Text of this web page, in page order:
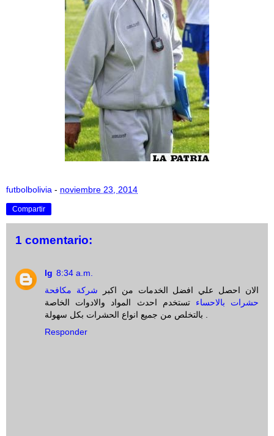
futbolbolivia - noviembre 23, 2014
Compartir
1 comentario:
lg 8:34 a.m.
الان احصل علي افضل الخدمات من اكبر شركة مكافحة
حشرات بالاحساء تستخدم احدث المواد والادوات الخاصة
بالتخلص من جميع انواع الحشرات بكل سهولة .
Responder